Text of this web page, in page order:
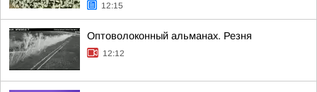
12:15
Оптоволоконный альманах. Резня
12:12